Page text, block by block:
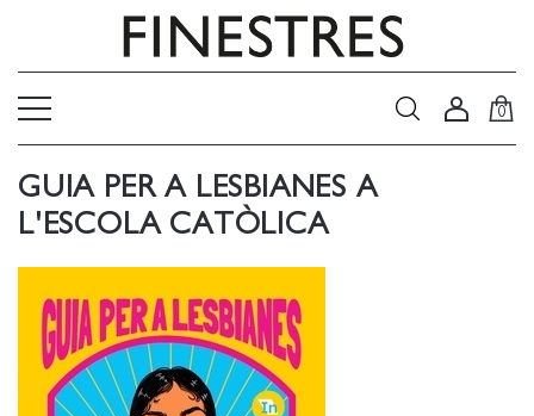
0
GUIA PER A LESBIANES A
L'ESCOLA CATÒLICA